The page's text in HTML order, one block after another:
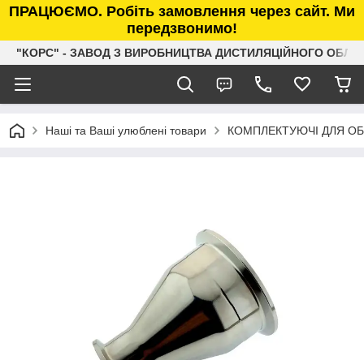
ПРАЦЮЄМО. Робіть замовлення через сайт. Ми
передзвонимо!
"КОРС" - ЗАВОД З ВИРОБНИЦТВА ДИСТИЛЯЦІЙНОГО
Наші та Ваші улюблені товари КОМПЛЕКТУЮЧІ ДЛЯ